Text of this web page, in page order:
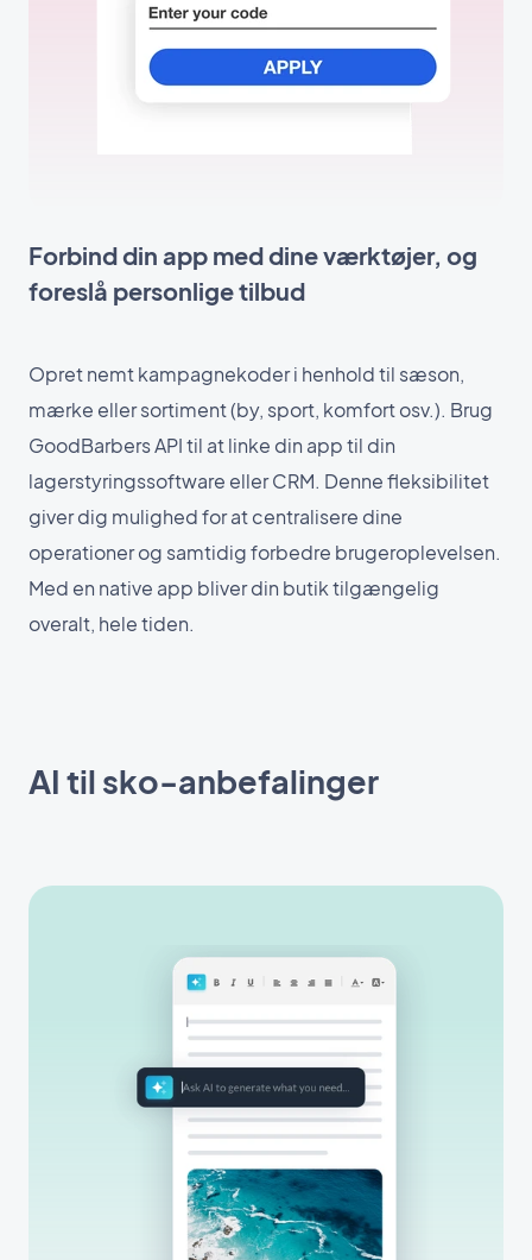
Forbind din app med dine værktøjer, og
foreslå personlige tilbud
Opret nemt kampagnekoder i henhold til sæson,
mærke eller sortiment (by, sport, komfort osv.). Brug
GoodBarbers API til at linke din app til din
lagerstyringssoftware eller CRM. Denne fleksibilitet
giver dig mulighed for at centralisere dine
operationer og samtidig forbedre brugeroplevelsen.
Med en native app bliver din butik tilgængelig
overalt, hele tiden.
AI til sko-anbefalinger